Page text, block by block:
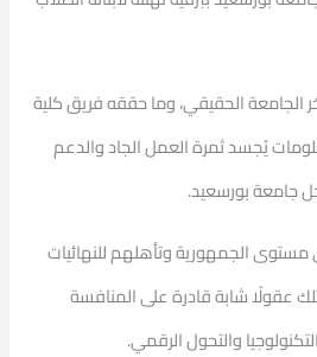
الجامعة الحقيقي، وما حققه فريق كلية
يُجسد ثمرة العمل الجاد والدعم
جامعة بورسعيد.
مستوى الجمهورية وتأهلهم للنهائيات
عقولًا شابة قادرة على المنافسة
والتحول الرقمي.